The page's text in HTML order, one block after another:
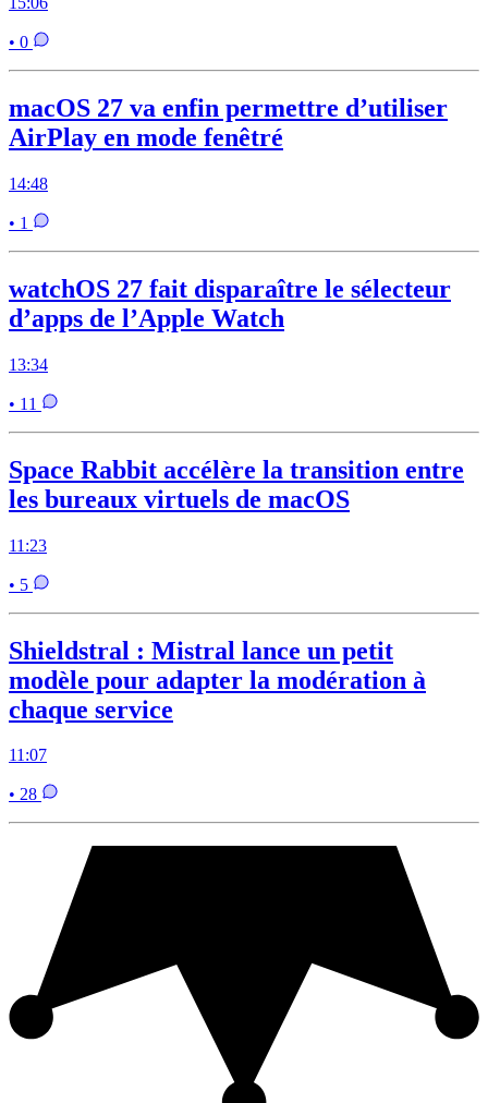
• 0
macOS 27 va enfin permettre d’utiliser
AirPlay en mode fenêtré
14:48
• 1
watchOS 27 fait disparaître le sélecteur
d’apps de l’Apple Watch
13:34
• 11
Space Rabbit accélère la transition entre
les bureaux virtuels de macOS
11:23
• 5
Shieldstral : Mistral lance un petit
modèle pour adapter la modération à
chaque service
11:07
• 28